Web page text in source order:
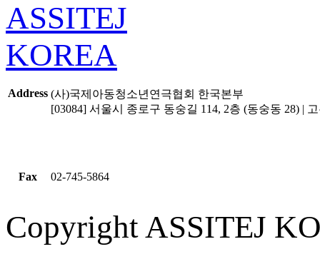
Address (사)국제아동청소년연극협회 한국본부
[03084] 서울시 종로구 동숭길 114, 2층 (동숭동 28) |
Fax 02-745-5864
Copyright ASSITEJ